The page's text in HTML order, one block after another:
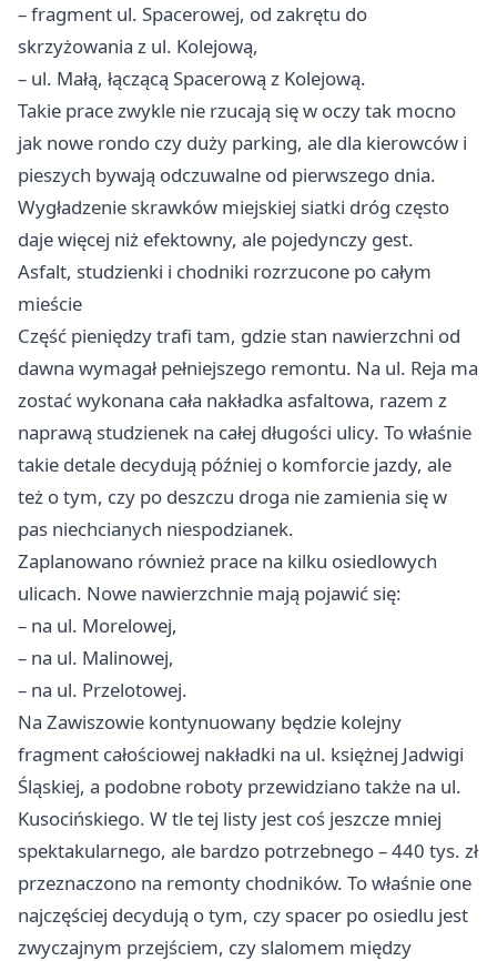
– fragment ul. Spacerowej, od zakrętu do
skrzyżowania z ul. Kolejową,
– ul. Małą, łączącą Spacerową z Kolejową.
Takie prace zwykle nie rzucają się w oczy tak mocno
jak nowe rondo czy duży parking, ale dla kierowców i
pieszych bywają odczuwalne od pierwszego dnia.
Wygładzenie skrawków miejskiej siatki dróg często
daje więcej niż efektowny, ale pojedynczy gest.
Asfalt, studzienki i chodniki rozrzucone po całym
mieście
Część pieniędzy trafi tam, gdzie stan nawierzchni od
dawna wymagał pełniejszego remontu. Na ul. Reja ma
zostać wykonana cała nakładka asfaltowa, razem z
naprawą studzienek na całej długości ulicy. To właśnie
takie detale decydują później o komforcie jazdy, ale
też o tym, czy po deszczu droga nie zamienia się w
pas niechcianych niespodzianek.
Zaplanowano również prace na kilku osiedlowych
ulicach. Nowe nawierzchnie mają pojawić się:
– na ul. Morelowej,
– na ul. Malinowej,
– na ul. Przelotowej.
Na Zawiszowie kontynuowany będzie kolejny
fragment całościowej nakładki na ul. księżnej Jadwigi
Śląskiej, a podobne roboty przewidziano także na ul.
Kusocińskiego. W tle tej listy jest coś jeszcze mniej
spektakularnego, ale bardzo potrzebnego – 440 tys. zł
przeznaczono na remonty chodników. To właśnie one
najczęściej decydują o tym, czy spacer po osiedlu jest
zwyczajnym przejściem, czy slalomem między